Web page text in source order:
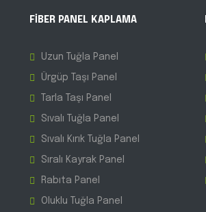
FİBER PANEL KAPLAMA
Uzun Tuğla Panel
Ürgüp Taşı Panel
Tarla Taşı Panel
Sıvalı Tuğla Panel
Sıvalı Kırık Tuğla Panel
Sıralı Kayrak Panel
Rabıta Panel
Oluklu Tuğla Panel